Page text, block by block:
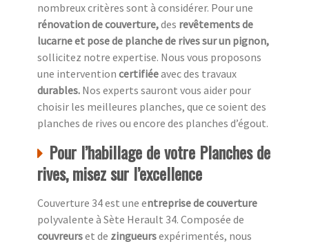
nombreux critères sont à considérer. Pour une
rénovation de couverture,des revêtements de
lucarne et pose de planche de rives sur un pignon,
sollicitez notre expertise. Nous vous proposons
une intervention certifiéeavec des travaux
durables. Nos experts sauront vous aider pour
choisir les meilleures planches, que ce soient des
planches de rives ou encore des planches d’égout.
Pour l’habillage de votre Planches de
rives, misez sur l’excellence
Couverture 34 est une entreprise de couverture
polyvalente à Sète Herault 34. Composée de
couvreurset de zingueursexpérimentés, nous